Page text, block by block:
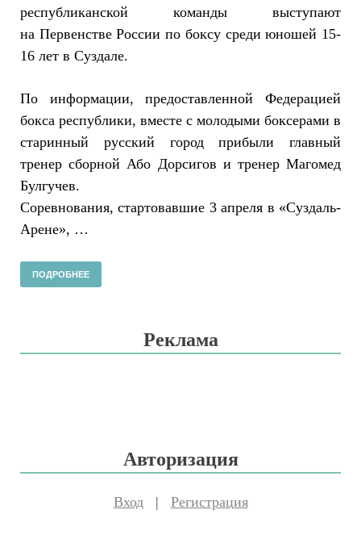
республиканской команды выступают
на Первенстве России по боксу среди юношей 15-
16 лет в Суздале.
По информации, предоставленной Федерацией
бокса республики, вместе с молодыми боксерами в
старинный русский город прибыли главный
тренер сборной Або Дорсигов и тренер Магомед
Булгучев.
Соревнования, стартовавшие 3 апреля в «Суздаль-
Арене», …
ПОДРОБНЕЕ
Реклама
Авторизация
Вход| Регистрация